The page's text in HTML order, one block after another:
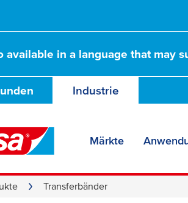
available in a language that may
Industrie
Märkte
Transferbänder